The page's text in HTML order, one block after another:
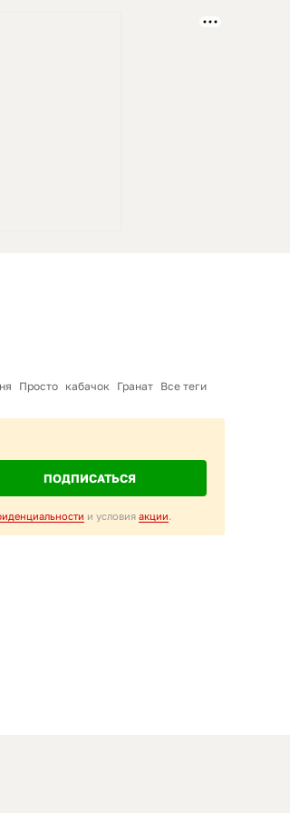
Просто кабачок Гранат Все теги
ПОДПИСАТЬСЯ
и условия акции.